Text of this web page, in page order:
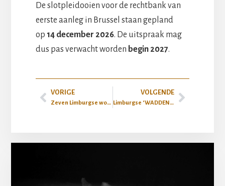
De slotpleidooien voor de rechtbank van
eerste aanleg in Brussel staan gepland
op 14 december 2026. De uitspraak mag
dus pas verwacht worden begin 2027.
VORIGE
Zeven Limburgse wolven
VOLGENDE
Limburgse ‘WADDENWOLF’ veroorzaakt deining in Duitsland